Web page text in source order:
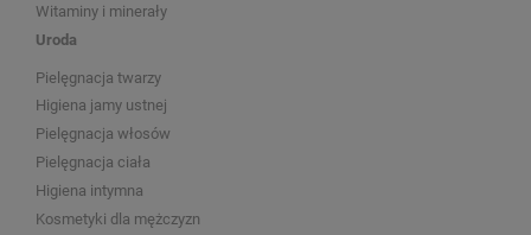
Witaminy i minerały
Uroda
Pielęgnacja twarzy
Higiena jamy ustnej
Pielęgnacja włosów
Pielęgnacja ciała
Higiena intymna
Kosmetyki dla mężczyzn